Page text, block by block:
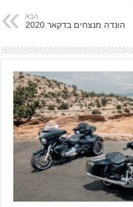
הבא
הונדה מנצחים בדקאר 2020